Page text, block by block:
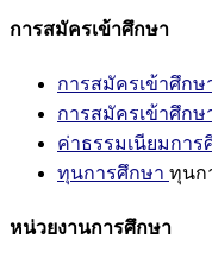
การสมัครเข้าศึกษา
การสมัครเข้าศึก
การสมัครเข้าศึก
ค่าธรรมเนียมการ
ทุนการศึกษา ทุนก
หน่วยงานการศึกษา